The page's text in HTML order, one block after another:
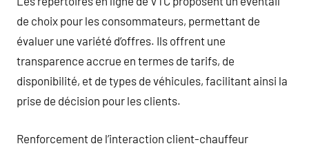
de choix pour les consommateurs, permettant de
évaluer une variété d’offres. Ils offrent une
transparence accrue en termes de tarifs, de
disponibilité, et de types de véhicules, facilitant ainsi la
prise de décision pour les clients.
Renforcement de l’interaction client-chauffeur